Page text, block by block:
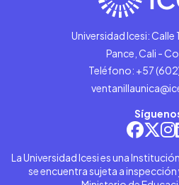
Universidad Icesi: Calle
Pance, Cali -
Teléfono: +57
La Universidad Icesi es una
se encuentra sujeta a